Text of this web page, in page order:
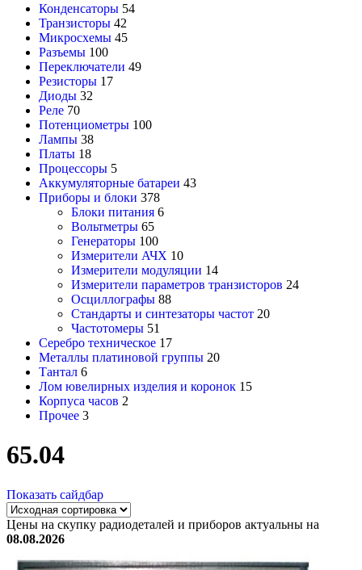
Конденсаторы 54
Транзисторы 42
Микросхемы 45
Разъемы 100
Переключатели 49
Резисторы 17
Диоды 32
Реле 70
Потенциометры 100
Лампы 38
Платы 18
Процессоры 5
Аккумуляторные батареи 43
Приборы и блоки 378
Блоки питания 6
Вольтметры 65
Генераторы 100
Измерители АЧХ 10
Измерители модуляции 14
Измерители параметров транзисторов 24
Осциллографы 88
Стандарты и синтезаторы частот 20
Частотомеры 51
Серебро техническое 17
Металлы платиновой группы 20
Тантал 6
Лом ювелирных изделия и коронок 15
Корпуса часов 2
Прочее 3
65.04
Показать сайдбар
Цены на скупку радиодеталей и приборов актуальны на
08.08.2026